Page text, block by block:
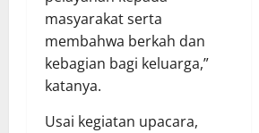
masyarakat serta
membahwa berkah dan
kebagian bagi keluarga,”
katanya.
Usai kegiatan upacara,